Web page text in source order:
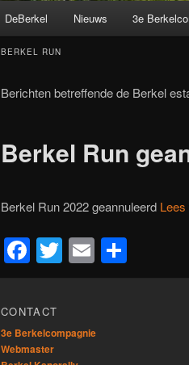
Spring
naar
de
Spring
naar
de
DeBerkel Nieuws 3e
BERKEL RUN
Berichten betreffende de Berkel
Berkel Run
Berkel Run 2022 geannuleerd
Facebook
Twitter
Email
CONTACT
3e Berkelcompagnie
Webmaster